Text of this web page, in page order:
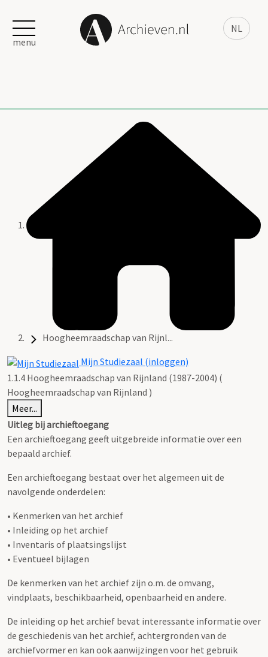
NL
menu
Hoogheemraadschap van Rijnl...
Mijn Studiezaal (inloggen)
1.1.4 Hoogheemraadschap van Rijnland (1987-2004) (
Hoogheemraadschap van Rijnland )
Meer...
Uitleg bij archieftoegang
Een archieftoegang geeft uitgebreide informatie over een
bepaald archief.
Een archieftoegang bestaat over het algemeen uit de
navolgende onderdelen:
• Kenmerken van het archief
• Inleiding op het archief
• Inventaris of plaatsingslijst
• Eventueel bijlagen
De kenmerken van het archief zijn o.m. de omvang,
vindplaats, beschikbaarheid, openbaarheid en andere.
De inleiding op het archief bevat interessante informatie over
de geschiedenis van het archief, achtergronden van de
archiefvormer en kan ook aanwijzingen voor het gebruik